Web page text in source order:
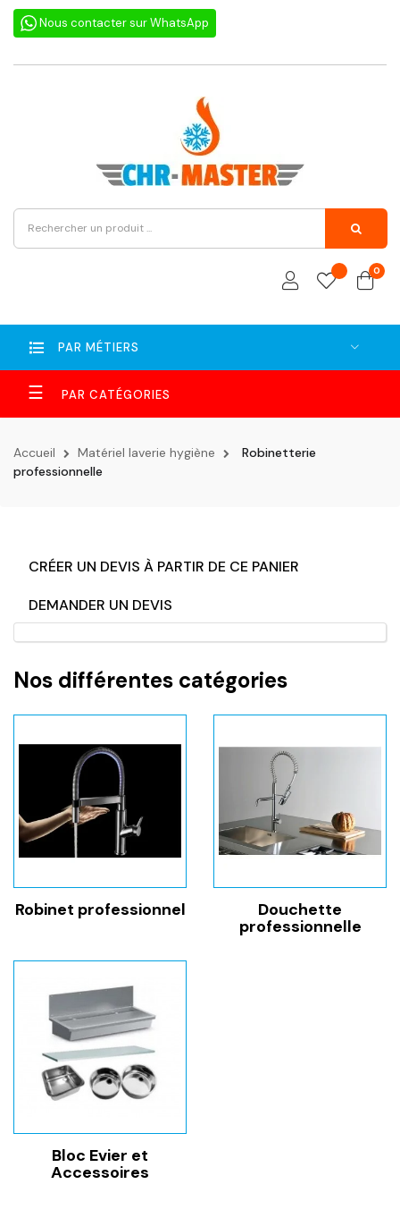
Nous contacter sur WhatsApp
0
PAR MÉTIERS
Basculer
la
navigation
☰
Accueil Matériel laverie hygiène
Robinetterie
professionnelle
CRÉER UN DEVIS À PARTIR DE CE PANIER
DEMANDER UN DEVIS
Nos différentes catégories
Robinet professionnel Douchette
professionnelle
Bloc Evier et
Accessoires